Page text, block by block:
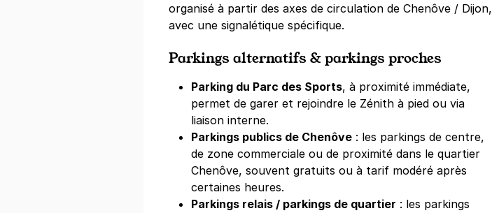
organisé à partir des axes de circulation de Chenôve / Dijon,
avec une signalétique spécifique.
Parkings alternatifs & parkings proches
Parking du Parc des Sports, à proximité immédiate,
permet de garer et rejoindre le Zénith à pied ou via
liaison interne.
Parkings publics de Chenôve : les parkings de centre,
de zone commerciale ou de proximité dans le quartier
Chenôve, souvent gratuits ou à tarif modéré après
certaines heures.
Parkings relais / parkings de quartier : les parkings